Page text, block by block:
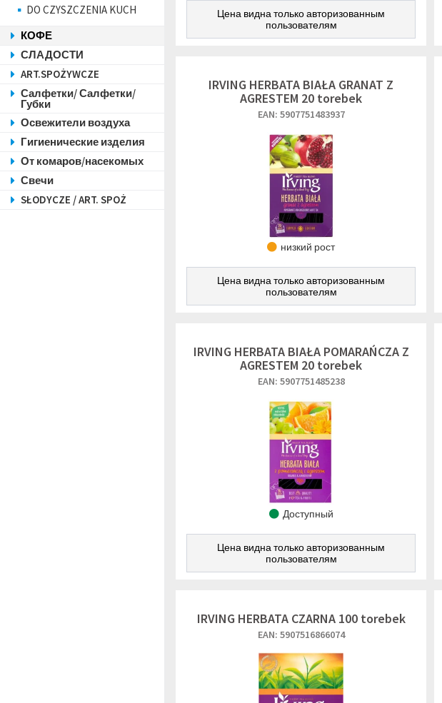
DO CZYSZCZENIA KUCH
КОФЕ
СЛАДОСТИ
ART.SPOŻYWCZE
Салфетки/ Салфетки/
Губки
Освежители воздуха
Гигиенические изделия
От комаров/насекомых
Свечи
SŁODYCZE / ART. SPOŻ
Цена видна только авторизованным
пользователям
IRVING HERBATA BIAŁA GRANAT Z
AGRESTEM 20 torebek
EAN: 5907751483937
низкий рост
Цена видна только авторизованным
пользователям
IRVING HERBATA BIAŁA POMARAŃCZA Z
AGRESTEM 20 torebek
EAN: 5907751485238
Доступный
Цена видна только авторизованным
пользователям
IRVING HERBATA CZARNA 100 torebek
EAN: 5907516866074